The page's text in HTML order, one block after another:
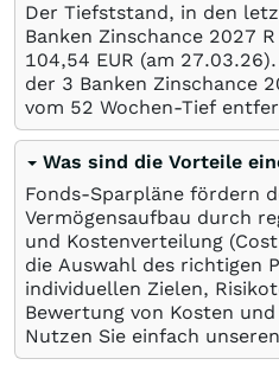
Der Tiefststand, in den
Banken Zinschance 2027
104,54 EUR (am 27.03.26
der 3 Banken Zinschance
vom 52 Wochen-Tief
Was sind die Vorteile
Fonds-Sparpläne fördern
Vermögensaufbau durch
und Kostenverteilung
die Auswahl des richtigen
individuellen Zielen,
Bewertung von Kosten
Nutzen Sie einfach unseren